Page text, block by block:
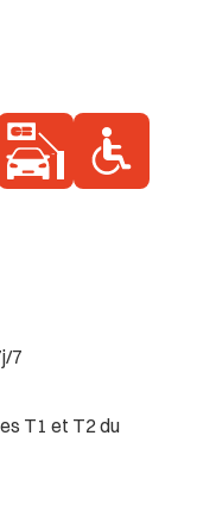
7
T1 et T2 du